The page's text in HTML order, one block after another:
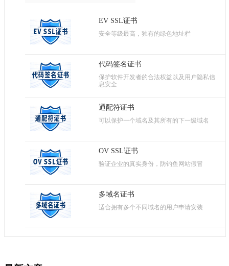
EV SSL证书
安全等级最高，独有的绿色地址栏
代码签名证书
保护软件开发者的合法权益以及用户隐私信
息安全
通配符证书
可以保护一个域名及其所有的下一级域名
OV SSL证书
验证企业的真实身份，防钓鱼网站假冒
多域名证书
适合拥有多个不同域名的用户申请安装